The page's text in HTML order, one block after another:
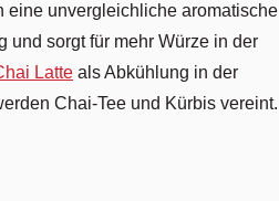
unvergleichliche aromatische
und sorgt für mehr Würze in der
Latteals Abkühlung in der
Chai-Tee und Kürbis vereint.